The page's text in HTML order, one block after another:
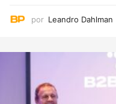
por Leandro Dahlman